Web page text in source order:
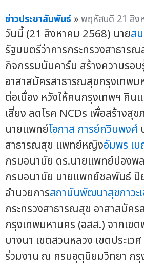
ข่าวประชาสัมพันธ์ »พฤหัสบดี 21 สิง
วันนี้ (21 สิงหาคม 2568) นายส
รัฐมนตรีว่าการกระทรวงสาธาร
กิจกรรมนับคาร์บ สร้างความรอ
อาสาสมัครสาธารณสุขกรุงเทพม
ต่อเนื่อง หวังให้คนกรุงเทพฯ กิน
เสี่ยง ลดโรค NCDs เพื่อสร้างสุ
นายแพทย์โอภาส การย์กวินพงศ์
สาธารณสุข แพทย์หญิงอัมพร เ
กรมอนามัย ดร.นายแพทย์ปองพ
กรมอนามัย นายแพทย์ชลพันธ์ ปิ
อำนวยการสถาบันพัฒนาสุขภาวะ
กระทรวงสาธารณสุข อาสาสมัค
กรุงเทพมหานคร (อสส.) จากเขต
บางนา เขตสวนหลวง เขตประเว
ร่วมงาน ณ กรมอุตุนิยมวิทยา กรุ